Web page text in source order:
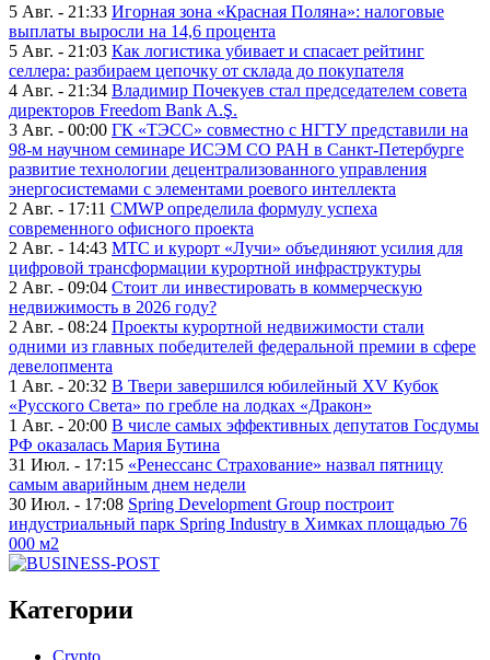
5 Авг. - 21:33 Игорная зона «Красная Поляна»: налоговые
выплаты выросли на 14,6 процента
5 Авг. - 21:03 Как логистика убивает и спасает рейтинг
селлера: разбираем цепочку от склада до покупателя
4 Авг. - 21:34 Владимир Почекуев стал председателем совета
директоров Freedom Bank A.Ş.
3 Авг. - 00:00 ГК «ТЭСС» совместно с НГТУ представили на
98-м научном семинаре ИСЭМ СО РАН в Санкт-Петербурге
развитие технологии децентрализованного управления
энергосистемами с элементами роевого интеллекта
2 Авг. - 17:11 CMWP определила формулу успеха
современного офисного проекта
2 Авг. - 14:43 МТС и курорт «Лучи» объединяют усилия для
цифровой трансформации курортной инфраструктуры
2 Авг. - 09:04 Стоит ли инвестировать в коммерческую
недвижимость в 2026 году?
2 Авг. - 08:24 Проекты курортной недвижимости стали
одними из главных победителей федеральной премии в сфере
девелопмента
1 Авг. - 20:32 В Твери завершился юбилейный XV Кубок
«Русского Света» по гребле на лодках «Дракон»
1 Авг. - 20:00 В числе самых эффективных депутатов Госдумы
РФ оказалась Мария Бутина
31 Июл. - 17:15 «Ренессанс Страхование» назвал пятницу
самым аварийным днем недели
30 Июл. - 17:08 Spring Development Group построит
индустриальный парк Spring Industry в Химках площадью 76
000 м2
Категории
Crypto